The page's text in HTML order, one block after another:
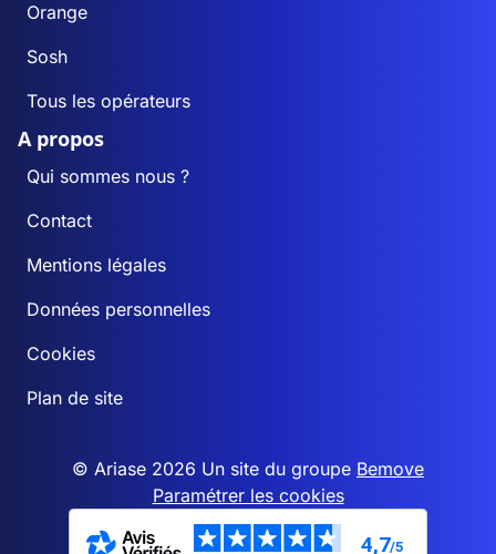
Orange
Sosh
Tous les opérateurs
A propos
Qui sommes nous ?
Contact
Mentions légales
Données personnelles
Cookies
Plan de site
© Ariase 2026 Un site du groupe Bemove
Paramétrer les cookies
4,7/5